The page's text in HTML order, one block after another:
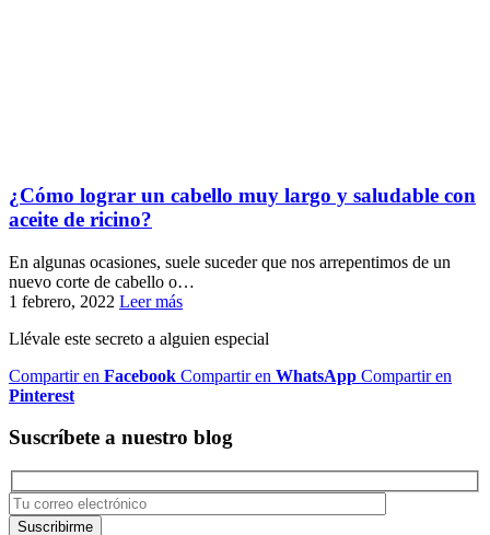
¿Cómo lograr un cabello muy largo y saludable con
aceite de ricino?
En algunas ocasiones, suele suceder que nos arrepentimos de un
nuevo corte de cabello o…
1 febrero, 2022 Leer más
Llévale este secreto a alguien especial
Compartir en Facebook Compartir en WhatsApp Compartir en
Pinterest
Suscríbete a nuestro blog